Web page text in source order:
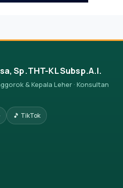
Sp.THT-KL Subsp.A.I.
& Kepala Leher · Konsultan
🎵 TikTok